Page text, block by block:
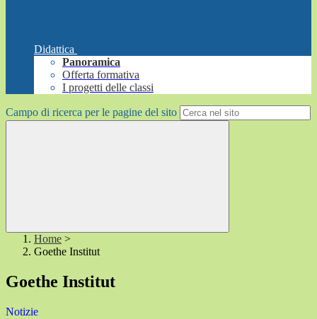
Didattica
Panoramica
Offerta formativa
I progetti delle classi
Campo di ricerca per le pagine del sito
Home >
Goethe Institut
Goethe Institut
Notizie